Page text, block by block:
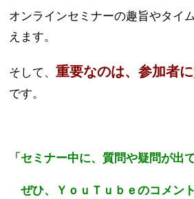
オンラインセミナーの趣旨やタイ
えます。
そして、重要なのは、参加者
です。
「セミナー中に、質問や疑問が出
ぜひ、ＹｏｕＴｕｂｅのコメン